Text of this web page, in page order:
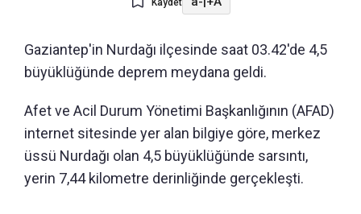
Gaziantep'in Nurdağı ilçesinde saat 03.42'de 4,5
büyüklüğünde deprem meydana geldi.
Afet ve Acil Durum Yönetimi Başkanlığının (AFAD)
internet sitesinde yer alan bilgiye göre, merkez
üssü Nurdağı olan 4,5 büyüklüğünde sarsıntı,
yerin 7,44 kilometre derinliğinde gerçekleşti.